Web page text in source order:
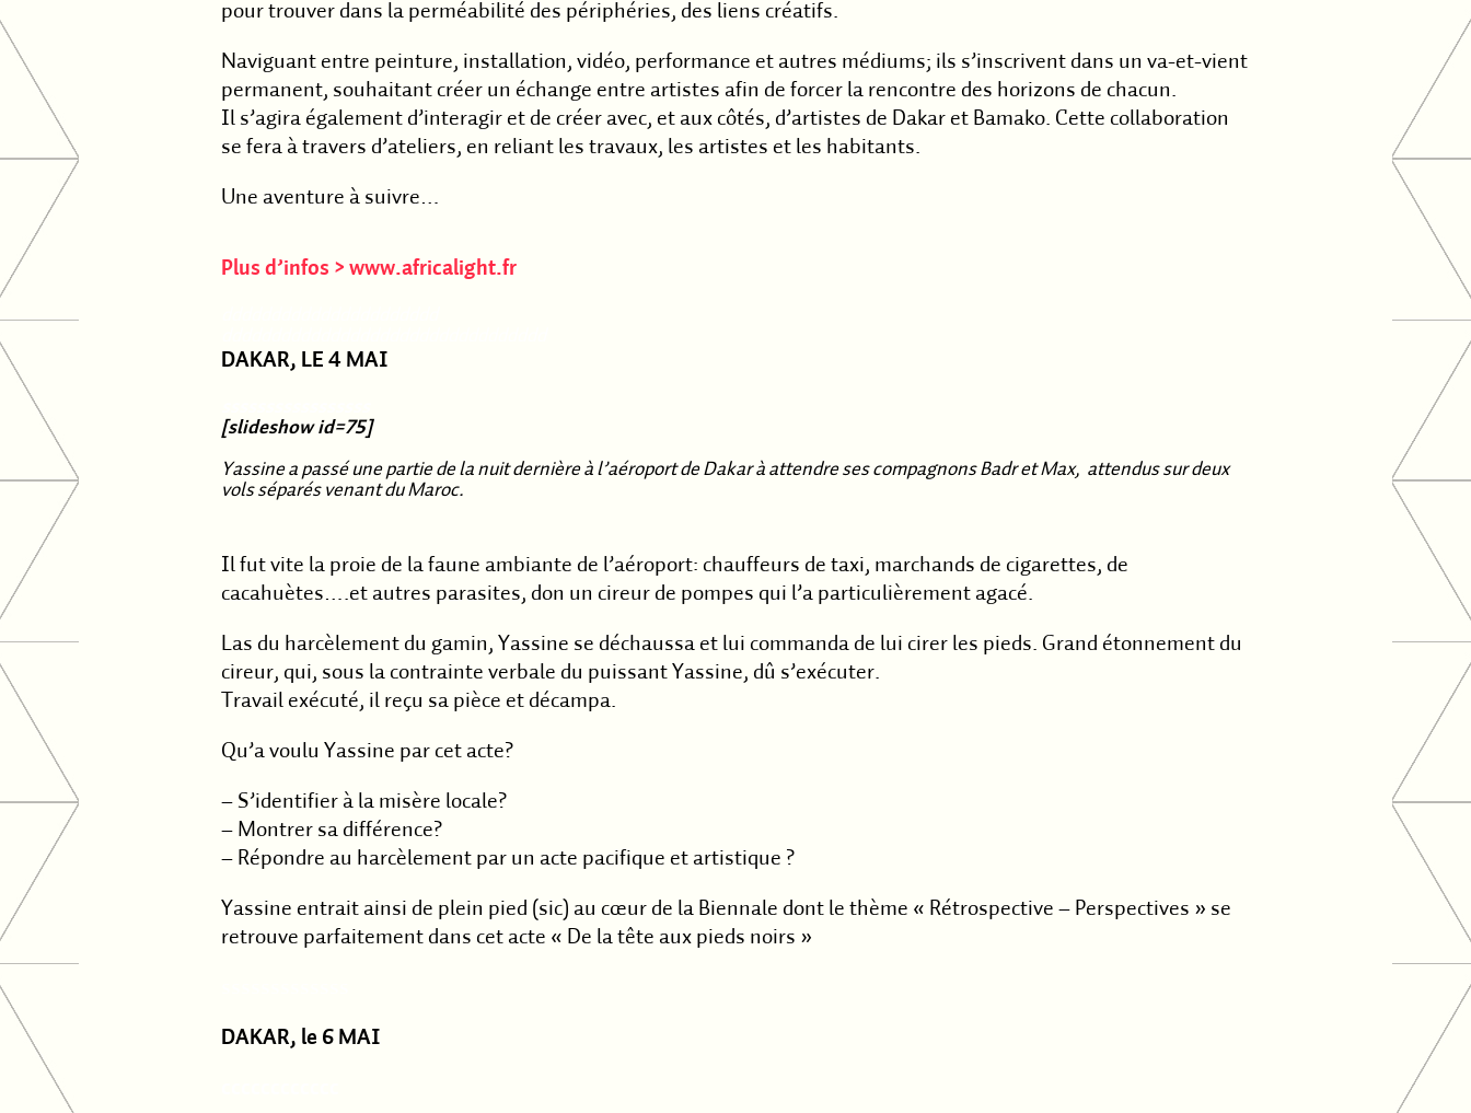
pour trouver dans la perméabilité des périphéries, des liens créatifs.
Naviguant entre peinture, installation, vidéo, performance et autres médiums; ils s’inscrivent dans un va-et-vient
permanent, souhaitant créer un échange entre artistes afin de forcer la rencontre des horizons de chacun.
Il s’agira également d’interagir et de créer avec, et aux côtés, d’artistes de Dakar et Bamako. Cette collaboration
se fera à travers d’ateliers, en reliant les travaux, les artistes et les habitants.
Une aventure à suivre…
Plus d’infos > www.africalight.fr
DAKAR, LE 4 MAI
[slideshow id=75]
Yassine a passé une partie de la nuit dernière à l’aéroport de Dakar à attendre ses compagnons Badr et Max, attendus sur deux
vols séparés venant du Maroc.
Il fut vite la proie de la faune ambiante de l’aéroport: chauffeurs de taxi, marchands de cigarettes, de
cacahuètes….et autres parasites, don un cireur de pompes qui l’a particulièrement agacé.
Las du harcèlement du gamin, Yassine se déchaussa et lui commanda de lui cirer les pieds. Grand étonnement du
cireur, qui, sous la contrainte verbale du puissant Yassine, dû s’exécuter.
Travail exécuté, il reçu sa pièce et décampa.
Qu’a voulu Yassine par cet acte?
– S’identifier à la misère locale?
– Montrer sa différence?
– Répondre au harcèlement par un acte pacifique et artistique ?
Yassine entrait ainsi de plein pied (sic) au cœur de la Biennale dont le thème « Rétrospective – Perspectives » se
retrouve parfaitement dans cet acte « De la tête aux pieds noirs »
DAKAR, le 6 MAI